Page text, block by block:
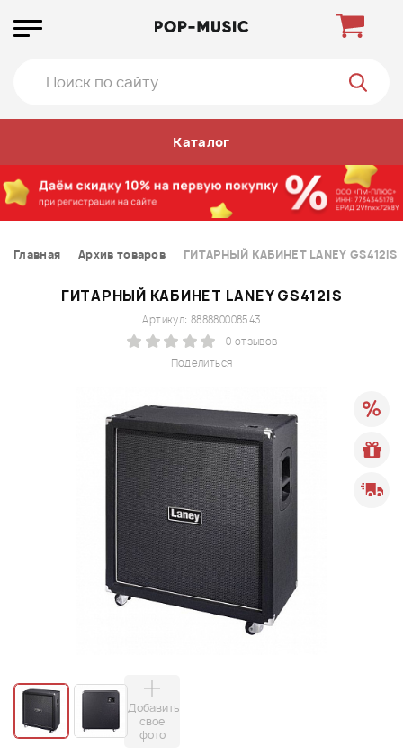
Каталог
Главная Архив товаров ГИТАРНЫЙ КАБИНЕТ LANEY GS412IS
ГИТАРНЫЙ КАБИНЕТ LANEY GS412IS
Поделиться
Артикул: 888880008543
0 отзывов
Добавить
свое
фото